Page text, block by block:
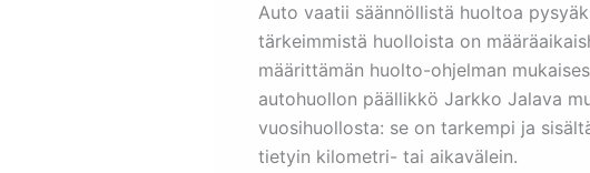
Auto vaatii säännöllistä huoltoa
tärkeimmistä huolloista on
määrittämän huolto-ohjelman
autohuollon päällikkö Jarkko Jalava
vuosihuollosta: se on tarkempi ja
tietyin kilometri- tai aikavälein.